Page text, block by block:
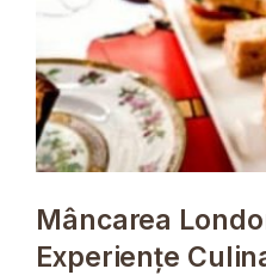
Mâncarea
Experiențe